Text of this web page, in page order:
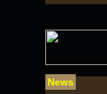
News